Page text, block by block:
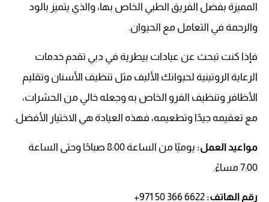
المميزة بفضل الفريق الطبي الخاص بها، والذي يتميز بالود
والرحمة في التعامل مع الحيوان.
فإذا كنت تبحث عن عيادات بيطرية في دبي تقدم خدمات
الرعاية الروتينية لحيوانك الأليف مثل تنظيف الأسنان وتقليم
الأظافر وتنظيف الفرو الخاص به وجعله خالي من الحشرات،
مع تعقيمه جيدًا وتطعيمه، فهذه العيادة هي الاختيار الأفضل.
مواعيد العمل:
يوميًا من الساعة 8:00 صباحًا وحتى الساعة
7:00 مساءً.
رقم الهاتف: ‏‪ +971 50 366 6622‬‏